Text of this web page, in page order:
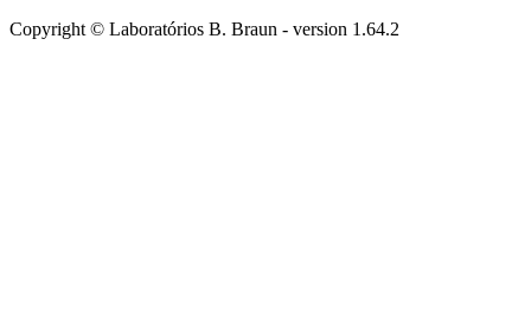
Copyright © Laboratórios B. Braun - version 1.64.2